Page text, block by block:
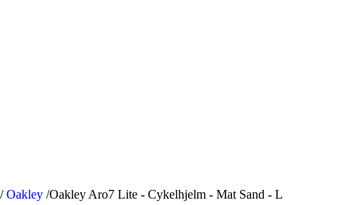
/ Oakley /Oakley Aro7 Lite - Cykelhjelm - Mat Sand - L